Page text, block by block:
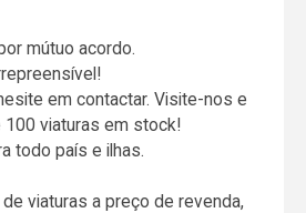
mútuo acordo.
em contactar. Visite-nos e
100 viaturas em stock!
todo país e ilhas.
viaturas a preço de revenda,